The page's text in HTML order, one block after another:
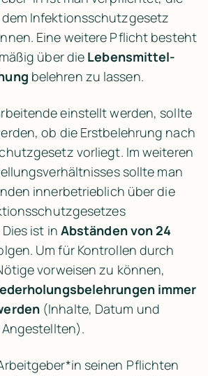
Infektionsschutzgesetz
Eine weitere Pflicht besteht
über die Lebensmittel-
belehren zu lassen.
einstellt werden, sollte
ob die Erstbelehrung nach
vorliegt. Im weiteren
sollte man
innerbetrieblich über die
ist in Abständen von 24
Um für Kontrollen durch
vorweisen zu können,
immer
(Inhalte, Datum und
seinen Pflichten